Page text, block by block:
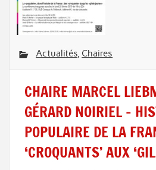
Actualités, Chaires
CHAIRE MARCEL
GÉRARD NOIRIEL –
POPULAIRE DE LA
‘CROQUANTS’ AUX